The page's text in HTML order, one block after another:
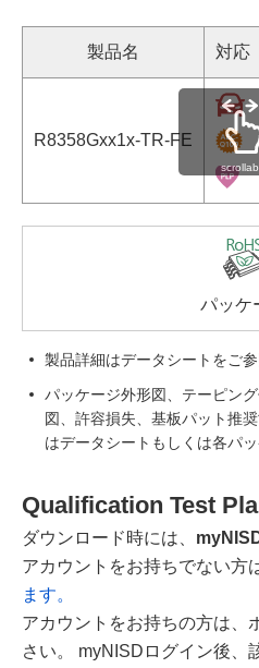
製品名 対応
R8358Gxx1x-TR-FE
パッケ
製品詳細はデータシートをご
パッケージ外形図、テーピン
図、許容損失、基板パット推
はデータシートもしくは各パ
Qualification Test
ダウンロード時には、
アカウントをお持ちでない方
ます。
アカウントをお持ちの方は、
さい。 myNISDログイン後、